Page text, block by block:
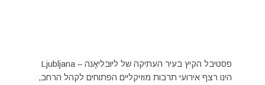
פסטיבל הקיץ בעיר העתיקה של ליוּבּלִיאָנה – Ljubljana
הינו רצף אירועי תרבות מוזיקליים הפתוחים לקהל הרחב,